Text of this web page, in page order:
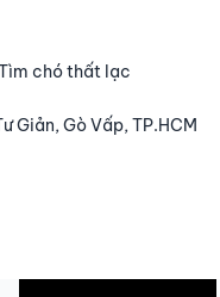
chó thất lạc
Giản, Gò Vấp, TP.HCM